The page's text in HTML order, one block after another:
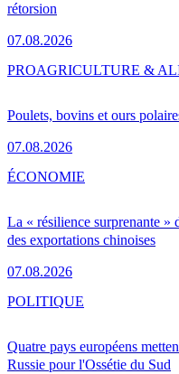
rétorsion
07.08.2026
Poulets, bovins et ours
07.08.2026
PROAGRICULTURE &
La « résilience surprenante »
des exportations chinoises
07.08.2026
ÉCONOMIE
Quatre pays européens
Russie pour l'Ossétie du Sud
POLITIQUE